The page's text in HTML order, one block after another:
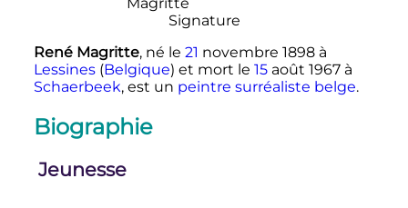
Signature
René Magritte, né le 21 novembre 1898à
Lessines(Belgique) et mort le 15août 1967à
Schaerbeek, est un peintre surréaliste belge.
Biographie
Jeunesse